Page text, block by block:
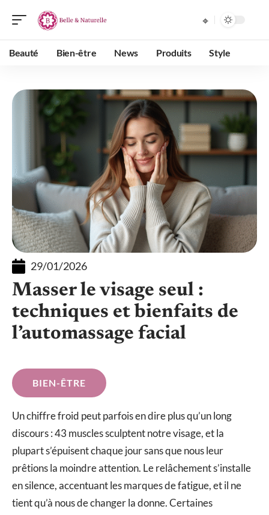
Beauté Bien-être News Produits Style
29/01/2026
Masser le visage seul :
techniques et bienfaits de
l’automassage facial
BIEN-ÊTRE
Un chiffre froid peut parfois en dire plus qu’un long
discours : 43 muscles sculptent notre visage, et la
plupart s’épuisent chaque jour sans que nous leur
prêtions la moindre attention. Le relâchement s’installe
en silence, accentuant les marques de fatigue, et il ne
tient qu’à nous de changer la donne. Certaines